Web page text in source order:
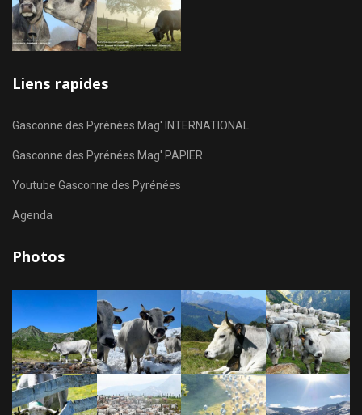
Liens rapides
Gasconne des Pyrénées Mag' INTERNATIONAL
Gasconne des Pyrénées Mag' PAPIER
Youtube Gasconne des Pyrénées
Agenda
Photos